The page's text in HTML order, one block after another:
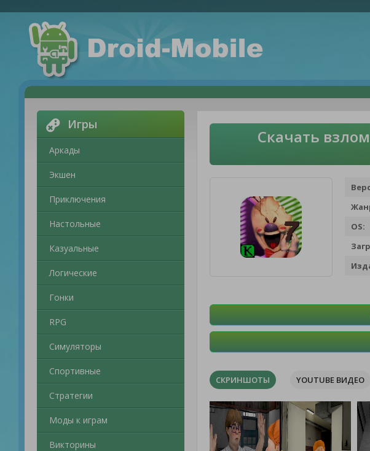
Игры
Аркады
Экшен
Приключения
Настольные
Казуальные
Логические
Гонки
RPG
Симуляторы
Спортивные
Стратегии
Моды к играм
Викторины
Скачать
OS:
СКРИНШОТЫ YOUTUBE ВИДЕО